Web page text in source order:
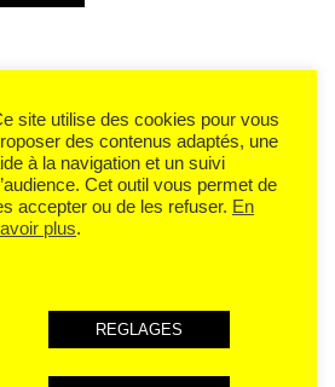
site utilise des cookies pour vous
des contenus adaptés, une
à la navigation et un suivi
Cet outil vous permet de
accepter ou de les refuser. En
plus.
REGLAGES